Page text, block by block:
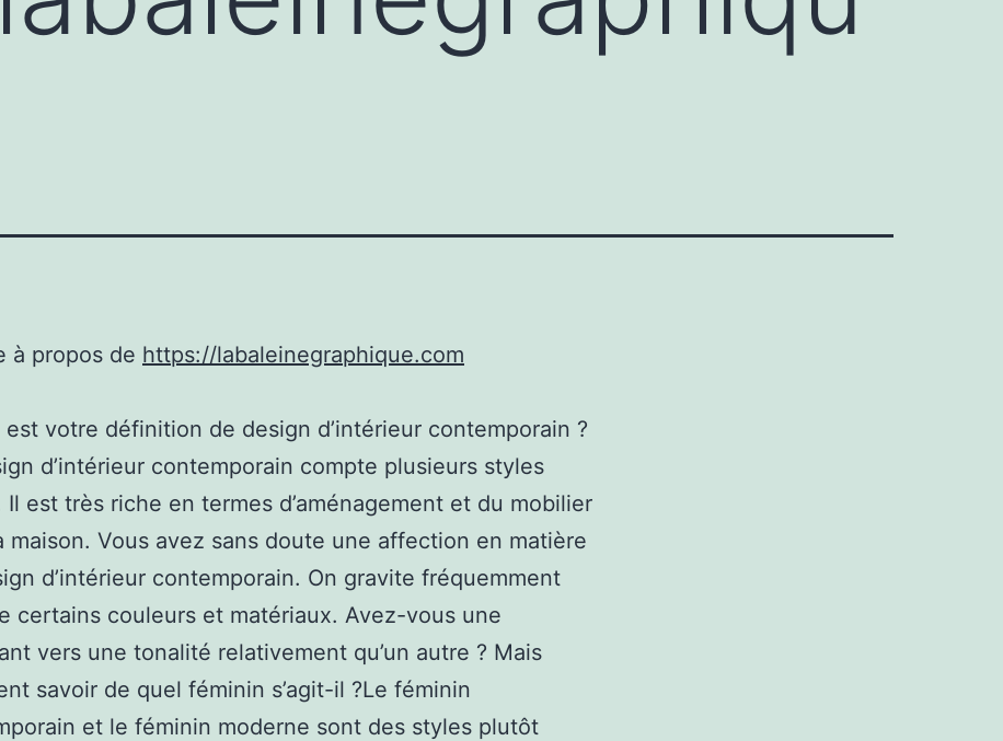
à propos de https://labaleinegraphique.com
est votre définition de design d’intérieur contemporain ?
d’intérieur contemporain compte plusieurs styles
Il est très riche en termes d’aménagement et du mobilier
maison. Vous avez sans doute une affection en matière
d’intérieur contemporain. On gravite fréquemment
certains couleurs et matériaux. Avez-vous une
vers une tonalité relativement qu’un autre ? Mais
savoir de quel féminin s’agit-il ?Le féminin
et le féminin moderne sont des styles plutôt